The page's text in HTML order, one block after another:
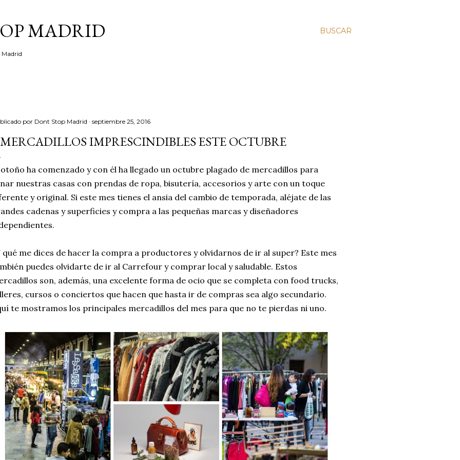
BUSCAR
MADRID
Madrid
por Dont Stop Madrid septiembre 25, 2016
IMPRESCINDIBLES ESTE OCTUBRE
otoño ha comenzado y con él ha llegado un octubre plagado de mercadillos para
nuestras casas con prendas de ropa, bisutería, accesorios y arte con un toque
y original. Si este mes tienes el ansia del cambio de temporada, aléjate de las
cadenas y superficies y compra a las pequeñas marcas y diseñadores
qué me dices de hacer la compra a productores y olvidarnos de ir al super? Este mes
puedes olvidarte de ir al Carrefour y comprar local y saludable. Estos
son, además, una excelente forma de ocio que se completa con food trucks,
cursos o conciertos que hacen que hasta ir de compras sea algo secundario.
te mostramos los principales mercadillos del mes para que no te pierdas ni uno.